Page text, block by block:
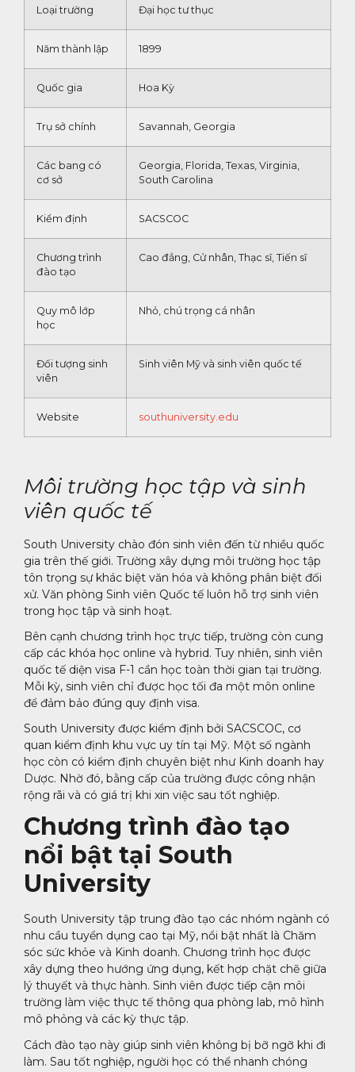
Loại trường Đại học tư thục
Năm thành lập 1899
Quốc gia Hoa Kỳ
Trụ sở chính Savannah, Georgia
Các bang có
cơ sở
Georgia, Florida, Texas, Virginia,
South Carolina
Kiểm định SACSCOC
Chương trình
đào tạo
Cao đẳng, Cử nhân, Thạc sĩ, Tiến sĩ
Quy mô lớp
học
Nhỏ, chú trọng cá nhân
Đối tượng sinh
viên
Sinh viên Mỹ và sinh viên quốc tế
Website southuniversity.edu
Môi trường học tập và sinh
viên quốc tế
South University chào đón sinh viên đến từ nhiều quốc
gia trên thế giới. Trường xây dựng môi trường học tập
tôn trọng sự khác biệt văn hóa và không phân biệt đối
xử. Văn phòng Sinh viên Quốc tế luôn hỗ trợ sinh viên
trong học tập và sinh hoạt.
Bên cạnh chương trình học trực tiếp, trường còn cung
cấp các khóa học online và hybrid. Tuy nhiên, sinh viên
quốc tế diện visa F-1 cần học toàn thời gian tại trường.
Mỗi kỳ, sinh viên chỉ được học tối đa một môn online
để đảm bảo đúng quy định visa.
South University được kiểm định bởi SACSCOC, cơ
quan kiểm định khu vực uy tín tại Mỹ. Một số ngành
học còn có kiểm định chuyên biệt như Kinh doanh hay
Dược. Nhờ đó, bằng cấp của trường được công nhận
rộng rãi và có giá trị khi xin việc sau tốt nghiệp.
Chương trình đào tạo
nổi bật tại South
University
South University tập trung đào tạo các nhóm ngành có
nhu cầu tuyển dụng cao tại Mỹ, nổi bật nhất là Chăm
sóc sức khỏe và Kinh doanh. Chương trình học được
xây dựng theo hướng ứng dụng, kết hợp chặt chẽ giữa
lý thuyết và thực hành. Sinh viên được tiếp cận môi
trường làm việc thực tế thông qua phòng lab, mô hình
mô phỏng và các kỳ thực tập.
Cách đào tạo này giúp sinh viên không bị bỡ ngỡ khi đi
làm. Sau tốt nghiệp, người học có thể nhanh chóng